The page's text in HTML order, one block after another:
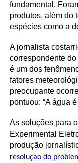
fundamental.
produtos, além do
espécies como a
A jornalista
correspondente
é um dos
fatores
preocupante
pontuou: “A água
As soluções para
Experimental
produção
resolução do